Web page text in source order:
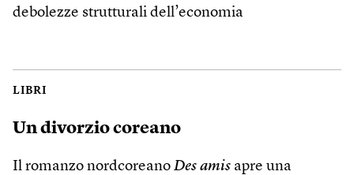
debolezze strutturali dell’economia
LIBRI
Un divorzio coreano
Il romanzo nordcoreano Des amis apre una